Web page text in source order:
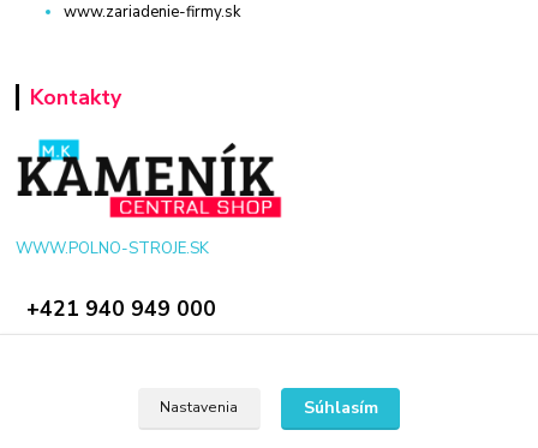
www.zariadenie-firmy.sk
Kontakty
WWW.POLNO-STROJE.SK
+421 940 949 000
Nastavenia Súhlasím